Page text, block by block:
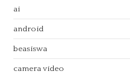
ai
android
beasiswa
camera video